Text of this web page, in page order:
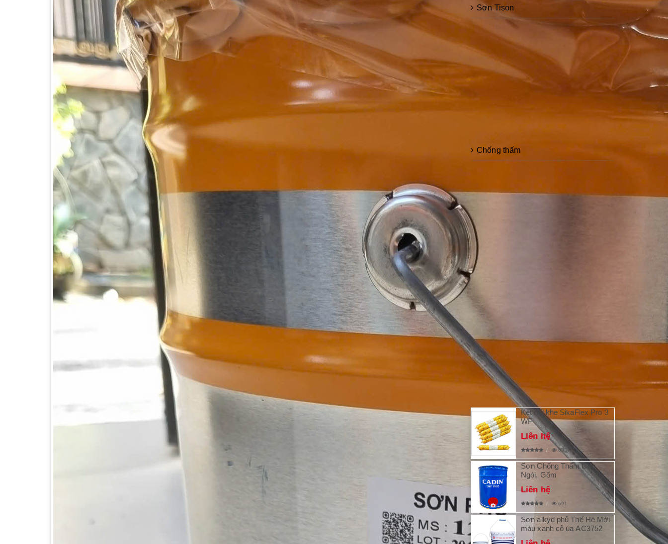
Sơn Tison
Sơn Zinc Guard
Sơn epoxy Á Đông
Sơn chống rỉ Sumo
CHỦNG LOẠI SƠN
Chống thấm
Sơn dầu
Sơn chống rỉ
Sơn chịu nhiệt
Sơn nước ngoại thất
Sơn tàu biển
Phụ kiện sơn
SẢN PHẨM MỚI
Kết nối khe SikaFlex Pro 3
WF
Liên hệ
683
Sơn Chống Thấm Cho
Ngói, Gốm
Liên hệ
691
Sơn alkyd phủ Thế Hệ Mới
màu xanh cỏ úa AC3752